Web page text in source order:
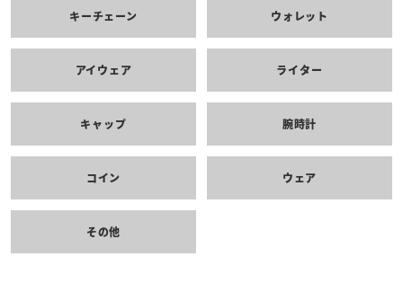
キーチェーン ウォレット
アイウェア ライター
キャップ 腕時計
コイン ウェア
その他